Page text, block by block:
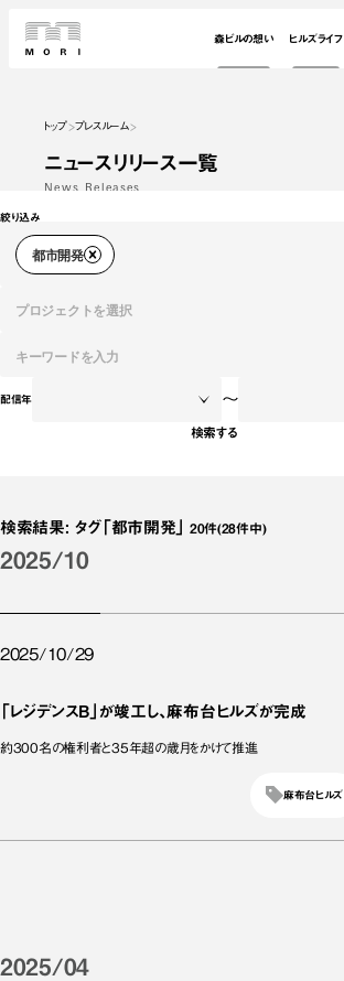
森ビルの想い ヒルズライフ
トップ プレスルーム
ニュースリリース一覧
News Releases
絞り込み
都市開発
プロジェクトを選択
配信年 ～
検索する
検索結果: タグ「都市開発」 20件(28件中)
2025/10
2025/10/29
「レジデンスB」が竣工し、麻布台ヒルズが完成
約300名の権利者と35年超の歳月をかけて推進
麻布台ヒルズ
2025/04